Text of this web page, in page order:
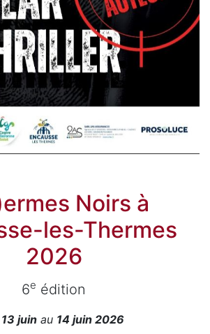
Noirs à
les-Thermes
2026
6e édition
13 juin au 14 juin 2026